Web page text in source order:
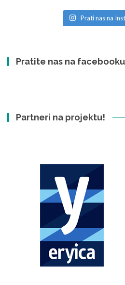
Prati nas na
Pratite nas na
Partneri na projektu!